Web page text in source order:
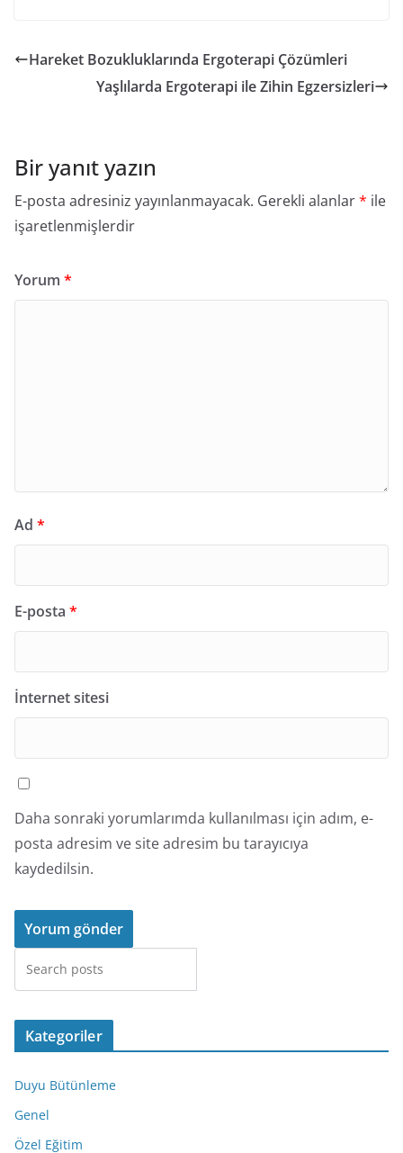
Hareket Bozukluklarında Ergoterapi Çözümleri
Yaşlılarda Ergoterapi ile Zihin Egzersizleri
Bir yanıt yazın
E-posta adresiniz yayınlanmayacak. Gerekli alanlar* ile
işaretlenmişlerdir
Yorum *
Ad *
E-posta *
İnternet sitesi
Daha sonraki yorumlarımda kullanılması için adım, e-
posta adresim ve site adresim bu tarayıcıya
kaydedilsin.
Kategoriler
Duyu Bütünleme
Genel
Özel Eğitim